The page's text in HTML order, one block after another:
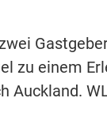
zu einem
Auckland.